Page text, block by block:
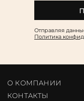
Отправляя
Политика
О КОМПАНИИ
КОНТАКТЫ